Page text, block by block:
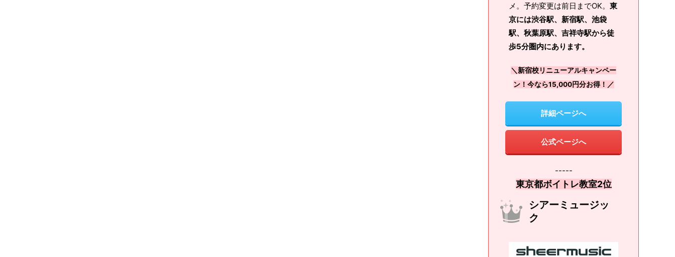
メ。予約変更は前日までOK。 東
京には渋谷駅、新宿駅、池袋
駅、秋葉原駅、吉祥寺駅から徒
歩5分圏内にあります。
＼新宿校リニューアルキャンペー
ン！今なら15,000円分お得！／
詳細ページへ
公式ページへ
-----
東京都ボイトレ教室2位
シアーミュージッ
ク